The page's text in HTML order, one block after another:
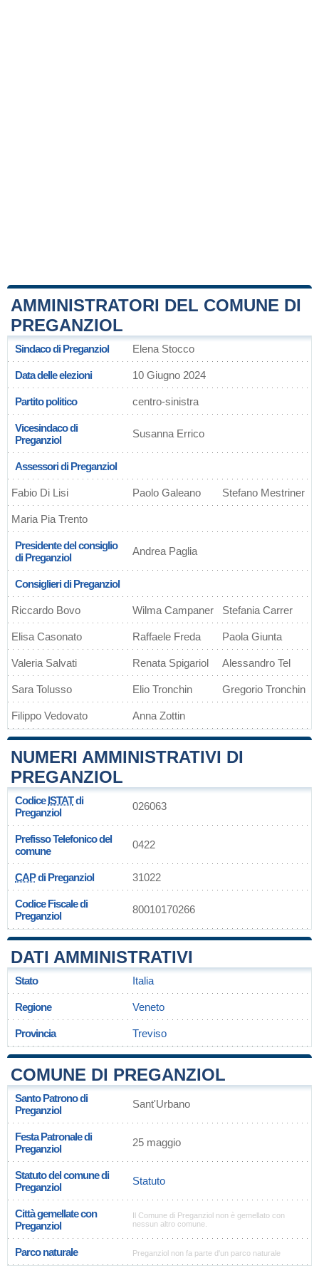
AMMINISTRATORI DEL COMUNE DI
PREGANZIOL
Sindaco di Preganziol Elena Stocco
Data delle elezioni 10 Giugno 2024
Partito politico centro-sinistra
Vicesindaco di
Preganziol
Susanna Errico
Assessori di Preganziol
Fabio Di Lisi Paolo Galeano Stefano Mestriner
Maria Pia Trento
Presidente del consiglio
di Preganziol
Andrea Paglia
Consiglieri di Preganziol
Riccardo Bovo Wilma Campaner Stefania Carrer
Elisa Casonato Raffaele Freda Paola Giunta
Valeria Salvati Renata Spigariol Alessandro Tel
Sara Tolusso Elio Tronchin Gregorio Tronchin
Filippo Vedovato Anna Zottin
NUMERI AMMINISTRATIVI DI
PREGANZIOL
CodiceISTATdi
Preganziol
026063
Prefisso Telefonico del
comune
0422
CAPdi Preganziol 31022
Codice Fiscale di
Preganziol
80010170266
DATI AMMINISTRATIVI
Stato Italia
Regione Veneto
Provincia Treviso
COMUNE DI PREGANZIOL
Santo Patrono di
Preganziol
Sant'Urbano
Festa Patronale di
Preganziol
25 maggio
Statuto del comune di
Preganziol
Statuto
Città gemellate con
Preganziol
Il Comune di Preganziol non è gemellato con
nessun altro comune.
Parco naturale Preganziol non fa parte d'un parco naturale